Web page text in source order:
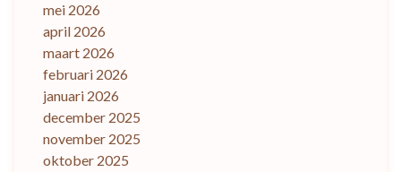
mei 2026
april 2026
maart 2026
februari 2026
januari 2026
december 2025
november 2025
oktober 2025